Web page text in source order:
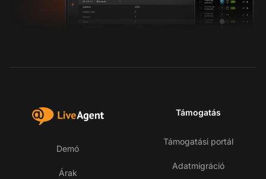
Demó
Árak
Támogatás
Támogatási portál
Adatmigráció